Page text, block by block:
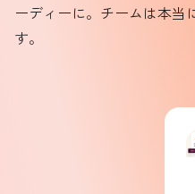
ーディーに。チームは本当
す。